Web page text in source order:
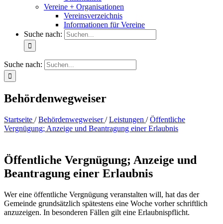
Vereine + Organisationen
Vereinsverzeichnis
Informationen für Vereine
Suche nach:
Suche nach:
Behördenwegweiser
Startseite / Behördenwegweiser / Leistungen / Öffentliche
Vergnügung; Anzeige und Beantragung einer Erlaubnis
Öffentliche Vergnügung; Anzeige und
Beantragung einer Erlaubnis
Wer eine öffentliche Vergnügung veranstalten will, hat das der
Gemeinde grundsätzlich spätestens eine Woche vorher schriftlich
anzuzeigen. In besonderen Fällen gilt eine Erlaubnispflicht.